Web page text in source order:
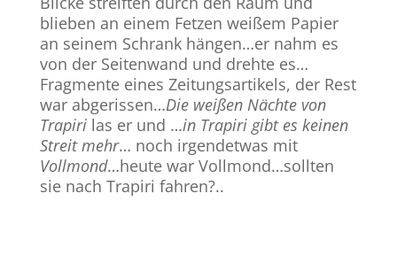
blieben an einem Fetzen weißem Papier
an seinem Schrank hängen…er nahm es
von der Seitenwand und drehte es…
Fragmente eines Zeitungsartikels, der Rest
war abgerissen…Die weißen Nächte von
Trapirilas er und …in Trapiri gibt es keinen
Streit mehr… noch irgendetwas mit
Vollmond…heute war Vollmond…sollten
sie nach Trapiri fahren?..